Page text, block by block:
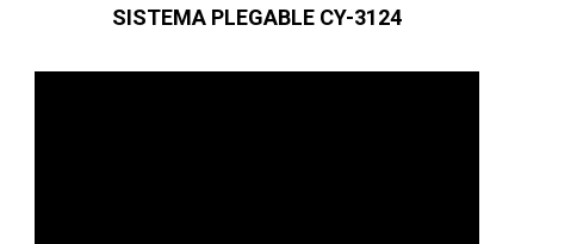
SISTEMA PLEGABLE CY-3124